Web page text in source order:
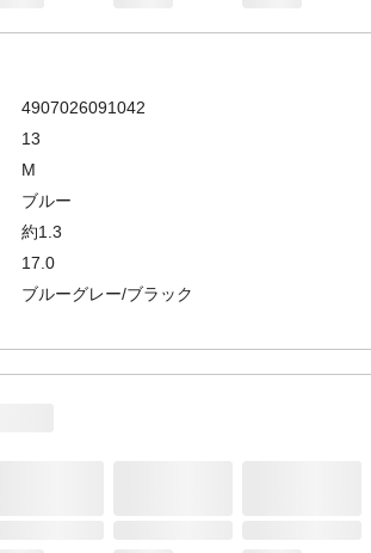
4907026091042
13
M
ブルー
約1.3
17.0
ブルーグレー/ブラック
7.1